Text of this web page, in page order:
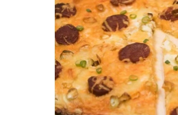
SPINAT
UND
LACHS